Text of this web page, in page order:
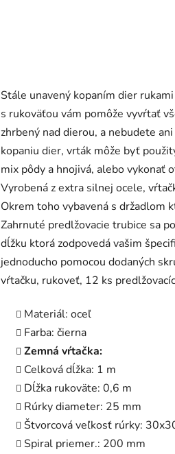
Stále unavený kopaním dier
s rukoväťou vám pomôže vyvŕtať
zhrbený nad dierou, a nebudete
kopaniu dier, vrták môže byť
mix pôdy a hnojivá, alebo vykonať
Vyrobená z extra silnej ocele,
Okrem toho vybavená s držadlom
Zahrnuté predlžovacie trubice sa
dĺžku ktorá zodpovedá vašim
jednoducho pomocou dodaných
vŕtačku, rukoveť, 12 ks
Materiál: oceľ
Farba: čierna
Zemná vŕtačka:
Celková dĺžka: 1 m
Dĺžka rukoväte: 0,6 m
Rúrky diameter: 25 mm
Štvorcová veľkosť rúrky:
Spiral priemer.: 200 mm